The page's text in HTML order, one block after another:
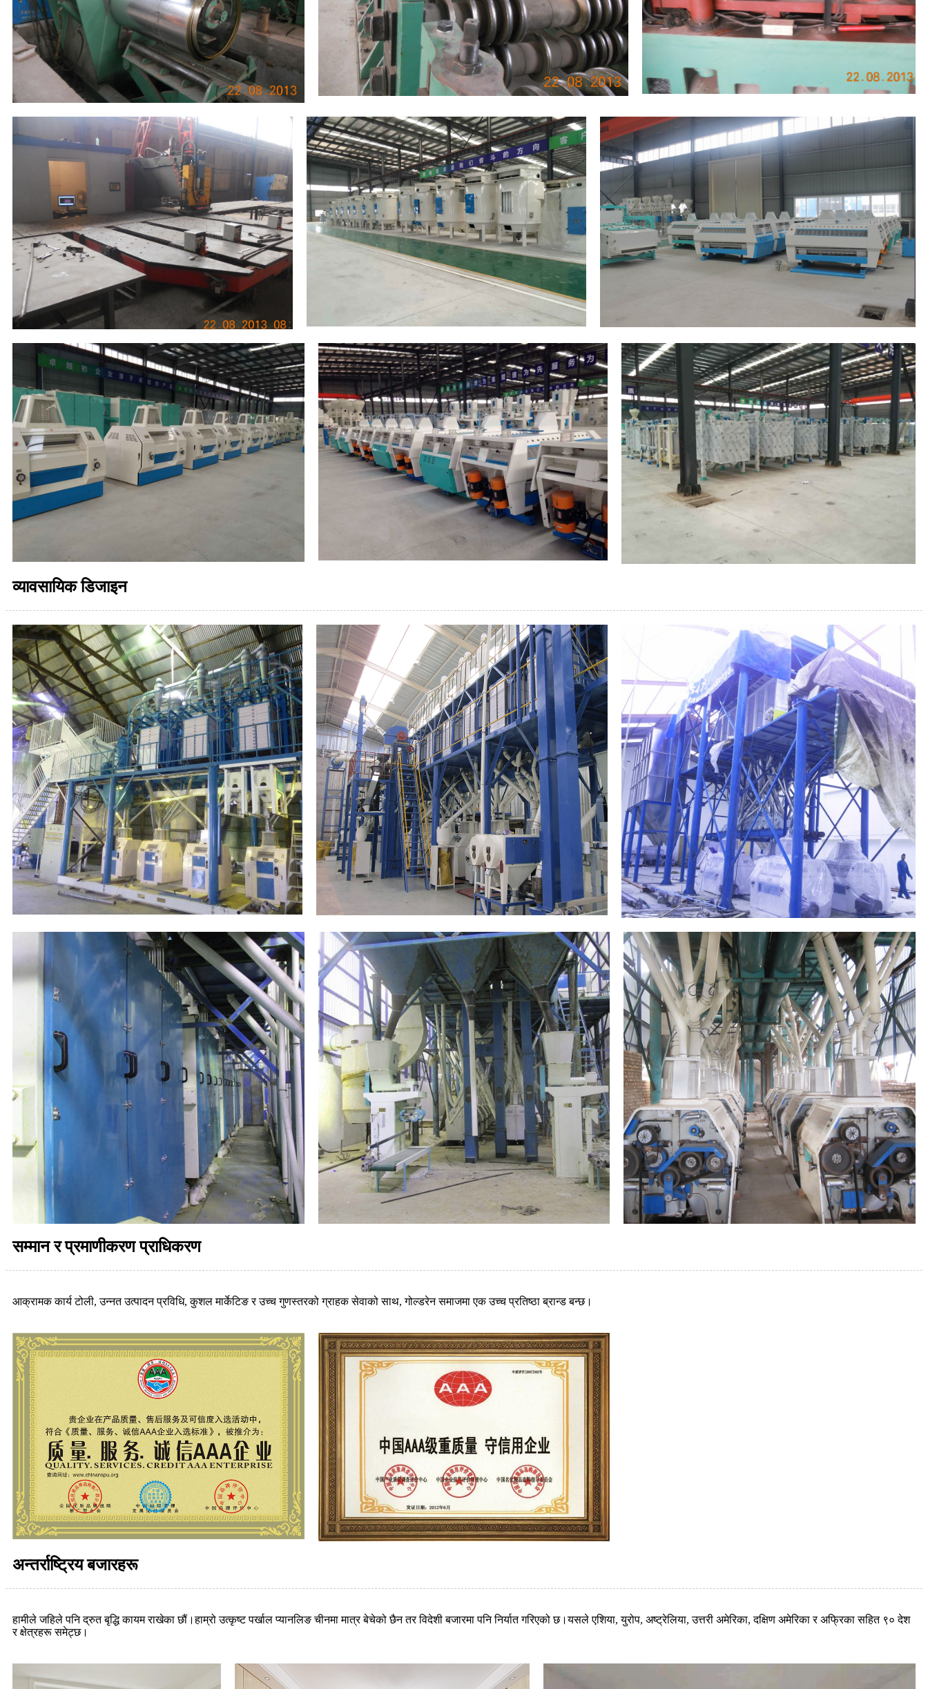
व्यावसायिक डिजाइन
सम्मान र प्रमाणीकरण प्राधिकरण
आक्रामक कार्य टोली, उन्नत उत्पादन प्रविधि, कुशल मार्केटिङ र उच्च गुणस्तरको ग्राहक सेवाको साथ, गोल्डरेन समाजमा एक उच्च प्रतिष्ठा ब्रान्ड बन्छ।
अन्तर्राष्ट्रिय बजारहरू
हामीले जहिले पनि द्रुत बृद्धि कायम राखेका छौं।हाम्रो उत्कृष्ट पर्खाल प्यानलिङ चीनमा मात्र बेचेको छैन तर विदेशी बजारमा पनि निर्यात गरिएको छ।यसले एशिया, युरोप, अष्ट्रेलिया, उत्तरी अमेरिका, दक्षिण अमेरिका र अफ्रिका सहित ९० देश
र क्षेत्रहरू समेट्छ।